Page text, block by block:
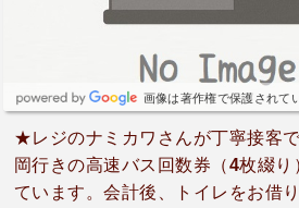
画像は著作権で保護されて
★レジのナミカワさんが丁寧接客
岡行きの高速バス回数券（4枚綴り
ています。会計後、トイレをお借